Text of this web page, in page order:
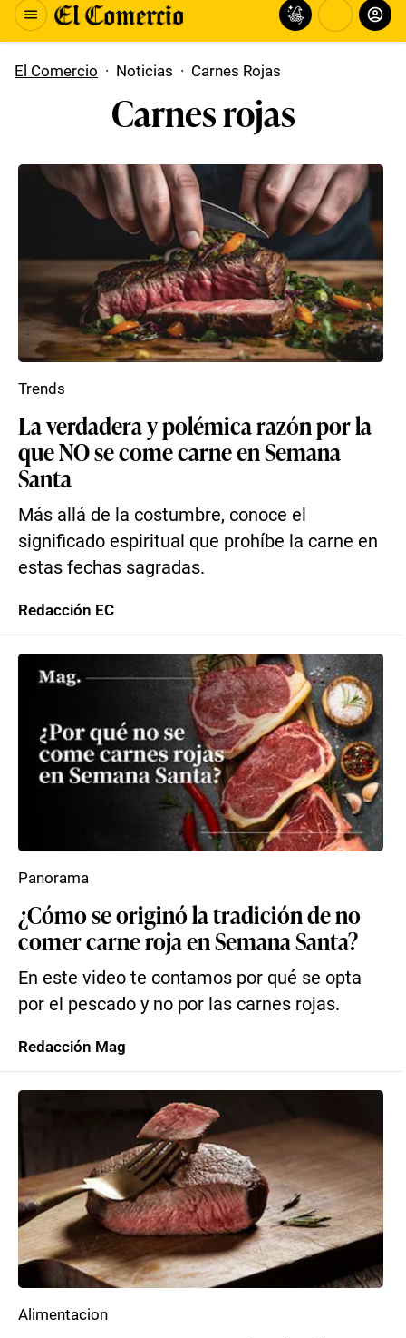
El Comercio · Noticias · Carnes Rojas
Carnes rojas
La verdadera y polémica razón por la
que NO se come carne en Semana
Santa
Más allá de la costumbre, conoce el
significado espiritual que prohíbe la carne en
estas fechas sagradas.
Trends
Redacción EC
¿Cómo se originó la tradición de no
comer carne roja en Semana Santa?
En este video te contamos por qué se opta
por el pescado y no por las carnes rojas.
Panorama
Redacción Mag
Alimentacion